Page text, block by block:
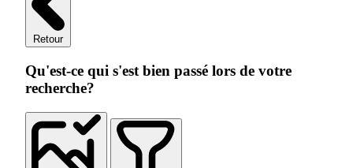
Retour
Qu'est-ce qui s'est bien passé lors de votre
recherche?